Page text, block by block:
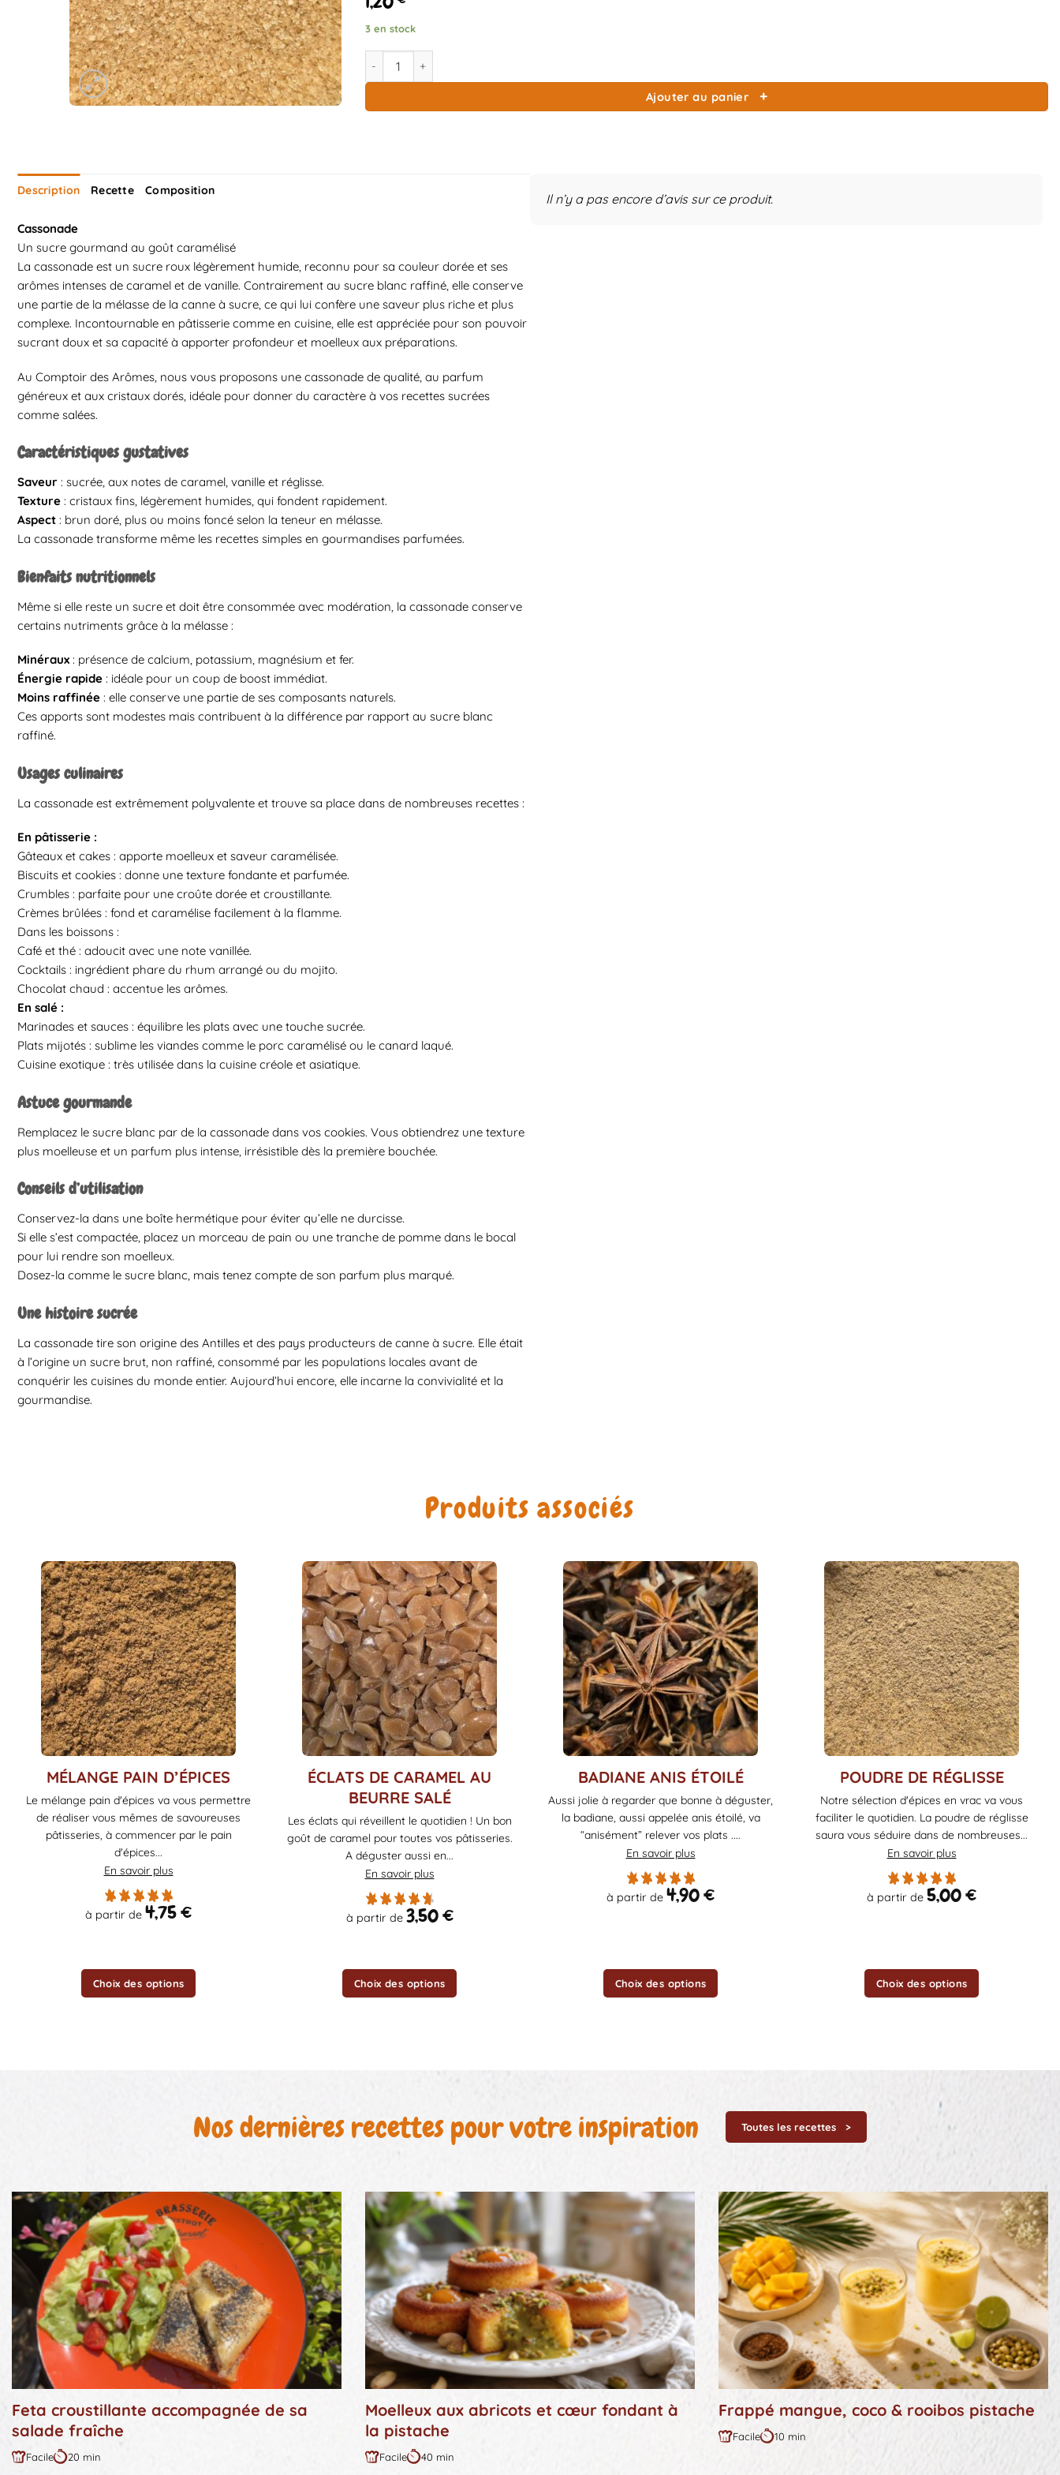
3 en stock
quantité de Cassonade
Ajouter au panier
Description Recette Composition
Cassonade
Un sucre gourmand au goût caramélisé
La cassonade est un sucre roux légèrement humide, reconnu pour sa couleur dorée et ses
arômes intenses de caramel et de vanille. Contrairement au sucre blanc raffiné, elle conserve
une partie de la mélasse de la canne à sucre, ce qui lui confère une saveur plus riche et plus
complexe. Incontournable en pâtisserie comme en cuisine, elle est appréciée pour son pouvoir
sucrant doux et sa capacité à apporter profondeur et moelleux aux préparations.
Au Comptoir des Arômes, nous vous proposons une cassonade de qualité, au parfum
généreux et aux cristaux dorés, idéale pour donner du caractère à vos recettes sucrées
comme salées.
Caractéristiques gustatives
Saveur : sucrée, aux notes de caramel, vanille et réglisse.
Texture : cristaux fins, légèrement humides, qui fondent rapidement.
Aspect : brun doré, plus ou moins foncé selon la teneur en mélasse.
La cassonade transforme même les recettes simples en gourmandises parfumées.
Bienfaits nutritionnels
Même si elle reste un sucre et doit être consommée avec modération, la cassonade conserve
certains nutriments grâce à la mélasse :
Minéraux : présence de calcium, potassium, magnésium et fer.
Énergie rapide : idéale pour un coup de boost immédiat.
Moins raffinée : elle conserve une partie de ses composants naturels.
Ces apports sont modestes mais contribuent à la différence par rapport au sucre blanc
raffiné.
Usages culinaires
La cassonade est extrêmement polyvalente et trouve sa place dans de nombreuses recettes :
En pâtisserie :
Gâteaux et cakes : apporte moelleux et saveur caramélisée.
Biscuits et cookies : donne une texture fondante et parfumée.
Crumbles : parfaite pour une croûte dorée et croustillante.
Crèmes brûlées : fond et caramélise facilement à la flamme.
Dans les boissons :
Café et thé : adoucit avec une note vanillée.
Cocktails : ingrédient phare du rhum arrangé ou du mojito.
Chocolat chaud : accentue les arômes.
En salé :
Marinades et sauces : équilibre les plats avec une touche sucrée.
Plats mijotés : sublime les viandes comme le porc caramélisé ou le canard laqué.
Cuisine exotique : très utilisée dans la cuisine créole et asiatique.
Astuce gourmande
Remplacez le sucre blanc par de la cassonade dans vos cookies. Vous obtiendrez une texture
plus moelleuse et un parfum plus intense, irrésistible dès la première bouchée.
Conseils d’utilisation
Conservez-la dans une boîte hermétique pour éviter qu’elle ne durcisse.
Si elle s’est compactée, placez un morceau de pain ou une tranche de pomme dans le bocal
pour lui rendre son moelleux.
Dosez-la comme le sucre blanc, mais tenez compte de son parfum plus marqué.
Une histoire sucrée
La cassonade tire son origine des Antilles et des pays producteurs de canne à sucre. Elle était
à l’origine un sucre brut, non raffiné, consommé par les populations locales avant de
conquérir les cuisines du monde entier. Aujourd’hui encore, elle incarne la convivialité et la
gourmandise.
Il n’y a pas encore d’avis sur ce produit.
Produits associés
MÉLANGE PAIN D’ÉPICES
Le mélange pain d'épices va vous permettre
de réaliser vous mêmes de savoureuses
pâtisseries, à commencer par le pain
d'épices...
En savoir plus
à partir de 4,75€
Choix des options
a
plusieurs
variations.
ÉCLATS DE CARAMEL AU
BEURRE SALÉ
Les éclats qui réveillent le quotidien ! Un bon
goût de caramel pour toutes vos pâtisseries.
A déguster aussi en...
En savoir plus
à partir de 3,50€
Choix des options
plusieurs
variations.
BADIANE ANIS ÉTOILÉ
Aussi jolie à regarder que bonne à déguster,
la badiane, aussi appelée anis étoilé, va
“anisément” relever vos plats ....
En savoir plus
à partir de 4,90€
Choix des options
a
plusieurs
POUDRE DE RÉGLISSE
Notre sélection d'épices en vrac va vous
faciliter le quotidien. La poudre de réglisse
saura vous séduire dans de nombreuses...
En savoir plus
à partir de 5,00€
Choix des options
plusieurs
variations.
Nos dernières recettes pour votre inspiration Toutes les recettes
Feta croustillante accompagnée de sa
salade fraîche
Difficulté
Facile
Durée
20 min
Moelleux aux abricots et cœur fondant à
la pistache
Difficulté
Facile
Durée
40 min
Frappé mangue, coco & rooibos pistache
Difficulté
Facile
Durée
10 min